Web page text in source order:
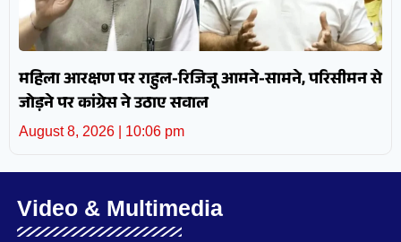
महिला आरक्षण पर राहुल-रिजिजू आमने-सामने, परिसीमन से
जोड़ने पर कांग्रेस ने उठाए सवाल
August 8, 2026 10:06 pm
Video & Multimedia